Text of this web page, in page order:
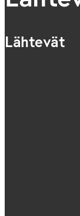
Lähtevät